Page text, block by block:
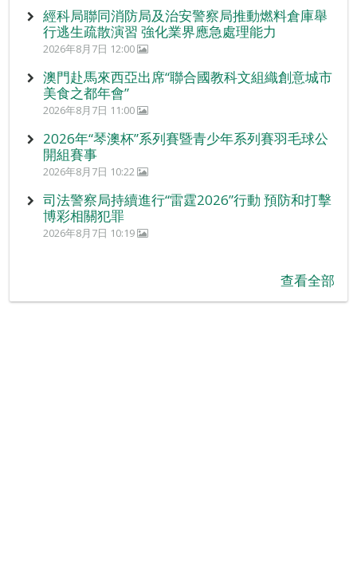
經科局聯同消防局及治安警察局推動燃料倉庫舉
行逃生疏散演習 強化業界應急處理能力
2026年8月7日 12:00
澳門赴馬來西亞出席“聯合國教科文組織創意城市
美食之都年會”
2026年8月7日 11:00
2026年“琴澳杯”系列賽暨青少年系列賽羽毛球公
開組賽事
2026年8月7日 10:22
司法警察局持續進行“雷霆2026”行動 預防和打擊
博彩相關犯罪
2026年8月7日 10:19
查看全部